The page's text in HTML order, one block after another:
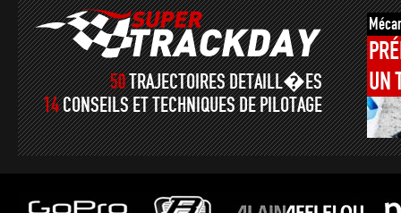
50TRAJECTOIRES DETAILL�ES
14CONSEILS ET TECHNIQUES DE PILOTAGE
UN